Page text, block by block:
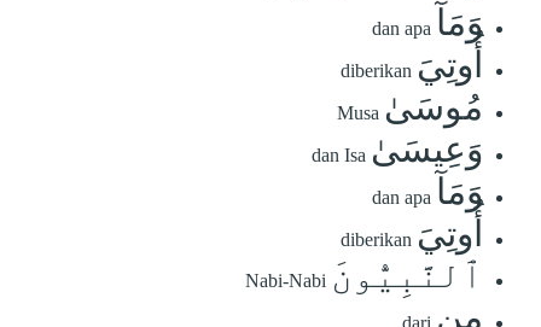
وَمَآ dan apa
أُوتِيَ diberikan
مُوسَىٰ Musa
وَعِيسَىٰ dan Isa
وَمَآ dan apa
أُوتِيَ diberikan
ٱلنَّبِيُّونَ Nabi-Nabi
مِن dari